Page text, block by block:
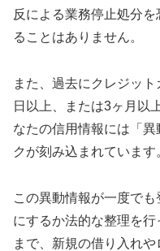
反による業務停止処分
ることはありません。
また、過去にクレジッ
日以上、または3ヶ月以
なたの信用情報には「
クが刻み込まれています
この異動情報が一度で
にするか法的な整理を
まで、新規の借り入れ